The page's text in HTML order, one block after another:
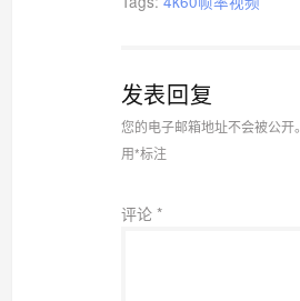
发表回复
您的电子邮箱地址不会被公开。
用*标注
评论 *